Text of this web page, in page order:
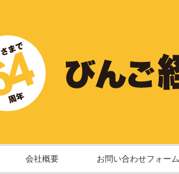
会社概要 お問い合わせフォーム